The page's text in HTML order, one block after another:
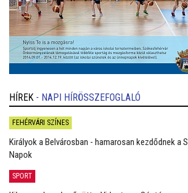
HÍREK - NAPI HÍRÖSSZEFOGLALÓ
FEHÉRVÁRI SZÍNES
Királyok a Belvárosban - hamarosan kezdődnek a
Napok
SPORT